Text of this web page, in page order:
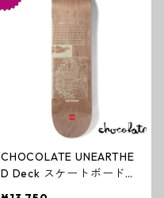
CHOCOLATE UNEARTHE
D Deck スケートボードデ